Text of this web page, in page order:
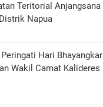
Teritorial Anjangsana
Napua
Hari
Wakil Camat Kalideres